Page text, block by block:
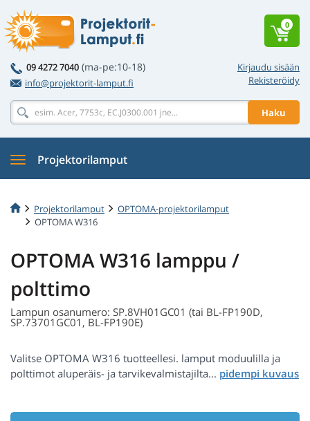
Kirjaudu sisään
Rekisteröidy
09 4272 7040 (ma-pe:10-18)
info@projektorit-lamput.fi
Haku
0
Projektorilamput
Projektorilamput
OPTOMA-projektorilamput
OPTOMA W316
OPTOMA W316 lamppu /
polttimo
Lampun osanumero: SP.8VH01GC01 (tai BL-FP190D,
SP.73701GC01, BL-FP190E)
Valitse OPTOMA W316 tuotteellesi. lamput moduulilla ja
polttimot aluperäis- ja tarvikevalmistajilta...